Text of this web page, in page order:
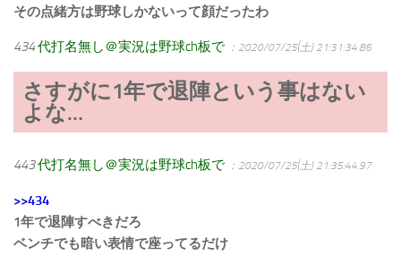
その点緒方は野球しかないって顔だったわ
434代打名無し＠実況は野球ch板で ：2020/07/25(土) 21:31:34.86
さすがに1年で退陣という事はない
よな…
443代打名無し＠実況は野球ch板で ：2020/07/25(土) 21:35:44.97
>>434
1年で退陣すべきだろ
ベンチでも暗い表情で座ってるだけ